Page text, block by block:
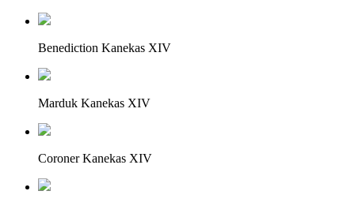
Benediction Kanekas XIV
Marduk Kanekas XIV
Coroner Kanekas XIV